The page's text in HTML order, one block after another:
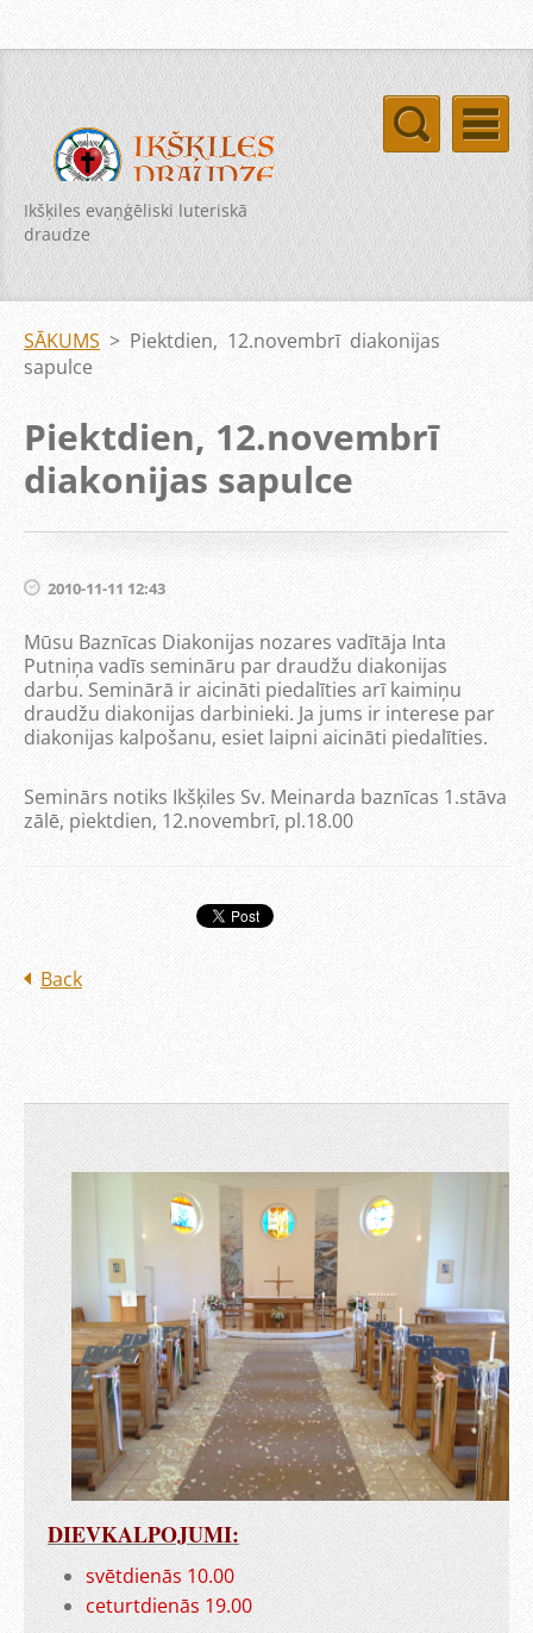
Ikšķiles evaņģēliski luteriskā
draudze
SĀKUMS > Piektdien, 12.novembrī diakonijas
sapulce
Piektdien, 12.novembrī
diakonijas sapulce
2010-11-11 12:43
Mūsu Baznīcas Diakonijas nozares vadītāja Inta
Putniņa vadīs semināru par draudžu diakonijas
darbu. Seminārā ir aicināti piedalīties arī kaimiņu
draudžu diakonijas darbinieki. Ja jums ir interese par
diakonijas kalpošanu, esiet laipni aicināti piedalīties.
Seminārs notiks Ikšķiles Sv. Meinarda baznīcas 1.stāva
zālē, piektdien, 12.novembrī, pl.18.00
Back
DIEVKALPOJUMI:
svētdienās 10.00
ceturtdienās 19.00